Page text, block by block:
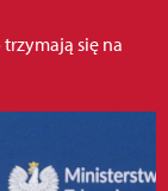
się na